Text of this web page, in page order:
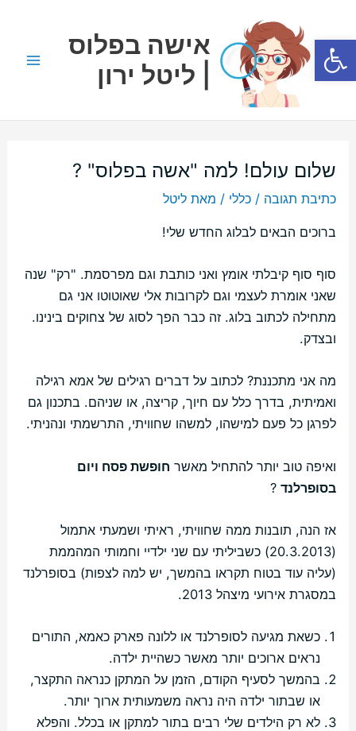
פתח סרגל נגישות
אישה בפלוס
| ליטל ירון
שלום עולם! למה "אשה בפלוס" ?
כתיבת תגובה /כללי / מאתליטל
ברוכים הבאים לבלוג החדש שלי!
סוף סוף קיבלתי אומץ ואני כותבת וגם מפרסמת. "רק" שנה
שאני אומרת לעצמי וגם לקרובות אלי שאוטוטו אני גם
מתחילה לכתוב בלוג. זה כבר הפך לסוג של צחוקים בינינו.
ובצדק.
מה אני מתכננת? לכתוב על דברים רגילים של אמא רגילה
ואמיתית, בדרך כלל עם חיוך, קריצה, או שניהם. בתכנון גם
לפרגן כל פעם למישהו, למשהו שחוויתי, התרשמתי ונהניתי.
ואיפה טוב יותר להתחיל מאשר חופשת פסח ויום
בסופרלנד ?
אז הנה, תובנות ממה שחוויתי, ראיתי ושמעתי אתמול
(20.3.2013) כשביליתי עם שני ילדיי וחמותי המהממת
(עליה עוד בטוח תקראו בהמשך, יש למה לצפות) בסופרלנד
במסגרת אירועי מיצהל 2013.
כשאת מגיעה לסופרלנד או ללונה פארק כאמא, התורים
נראים ארוכים יותר מאשר כשהיית ילדה.
בהמשך לסעיף הקודם, הזמן על המתקן כנראה התקצר,
או שבתור ילדה היה נראה משמעותית ארוך יותר.
לא רק הילדים שלי רבים בתור למתקן או בכלל. והפלא